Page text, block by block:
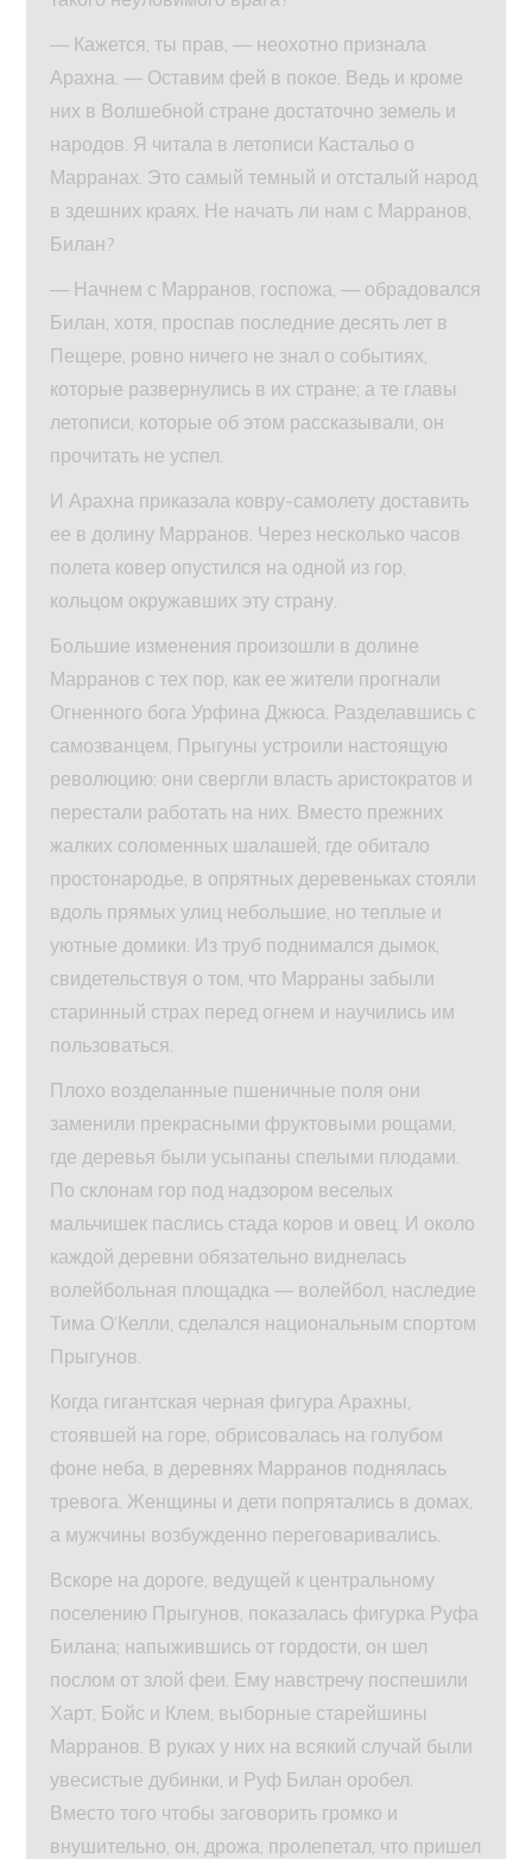
— Кажется, ты прав, — неохотно признала
Арахна. — Оставим фей в покое. Ведь и кроме
них в Волшебной стране достаточно земель и
народов. Я читала в летописи Кастальо о
Марранах. Это самый темный и отсталый народ
в здешних краях. Не начать ли нам с Марранов,
Билан?
— Начнем с Марранов, госпожа, — обрадовался
Билан, хотя, проспав последние десять лет в
Пещере, ровно ничего не знал о событиях,
которые развернулись в их стране; а те главы
летописи, которые об этом рассказывали, он
прочитать не успел.
И Арахна приказала ковру-самолету доставить
ее в долину Марранов. Через несколько часов
полета ковер опустился на одной из гор,
кольцом окружавших эту страну.
Большие изменения произошли в долине
Марранов с тех пор, как ее жители прогнали
Огненного бога Урфина Джюса. Разделавшись с
самозванцем, Прыгуны устроили настоящую
революцию: они свергли власть аристократов и
перестали работать на них. Вместо прежних
жалких соломенных шалашей, где обитало
простонародье, в опрятных деревеньках стояли
вдоль прямых улиц небольшие, но теплые и
уютные домики. Из труб поднимался дымок,
свидетельствуя о том, что Марраны забыли
старинный страх перед огнем и научились им
пользоваться.
Плохо возделанные пшеничные поля они
заменили прекрасными фруктовыми рощами,
где деревья были усыпаны спелыми плодами.
По склонам гор под надзором веселых
мальчишек паслись стада коров и овец. И около
каждой деревни обязательно виднелась
волейбольная площадка — волейбол, наследие
Тима О’Келли, сделался национальным спортом
Прыгунов.
Когда гигантская черная фигура Арахны,
стоявшей на горе, обрисовалась на голубом
фоне неба, в деревнях Марранов поднялась
тревога. Женщины и дети попрятались в домах,
а мужчины возбужденно переговаривались.
Вскоре на дороге, ведущей к центральному
поселению Прыгунов, показалась фигурка Руфа
Билана; напыжившись от гордости, он шел
послом от злой феи. Ему навстречу поспешили
Харт, Бойс и Клем, выборные старейшины
Марранов. В руках у них на всякий случай были
увесистые дубинки, и Руф Билан оробел.
Вместо того чтобы заговорить громко и
внушительно, он, дрожа, пролепетал, что пришел